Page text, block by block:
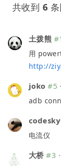
共收到 6
土拨熊
用
http://
joko #5 ·
adb
电流仪
大桥 #3 ·